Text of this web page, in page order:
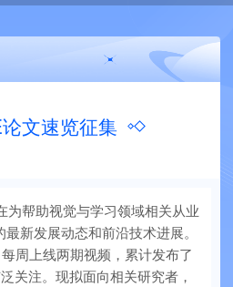
文速览征集
为帮助视觉与学习领域相关从业
新发展动态和前沿技术进展。
周上线两期视频，累计发布了
关注。现拟面向相关研究者，